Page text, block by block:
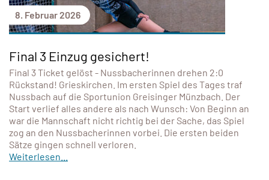
8. Februar 2026
Final 3 Einzug gesichert!
Final 3 Ticket gelöst - Nussbacherinnen drehen 2:0
Rückstand! Grieskirchen. Im ersten Spiel des Tages traf
Nussbach auf die Sportunion Greisinger Münzbach. Der
Start verlief alles andere als nach Wunsch: Von Beginn an
war die Mannschaft nicht richtig bei der Sache, das Spiel
zog an den Nussbacherinnen vorbei. Die ersten beiden
Sätze gingen schnell verloren.
Weiterlesen...